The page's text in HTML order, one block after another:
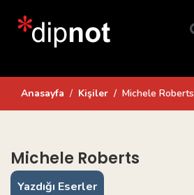
Anasayfa Kişiler Michele Roberts
Michele Roberts
Yazdığı Eserler